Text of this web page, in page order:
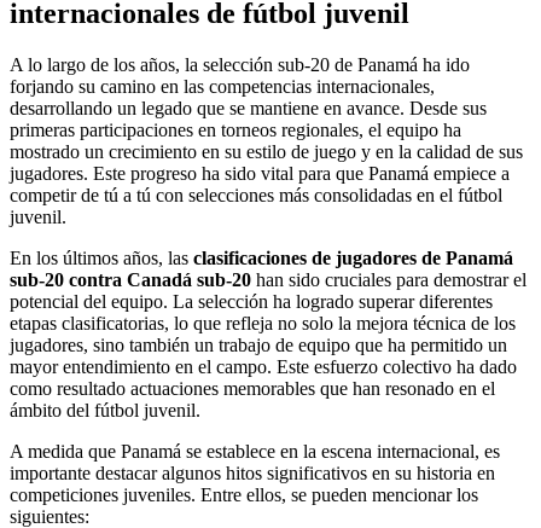
internacionales de fútbol juvenil
A lo largo de los años, la selección sub-20 de Panamá ha ido
forjando su camino en las competencias internacionales,
desarrollando un legado que se mantiene en avance. Desde sus
primeras participaciones en torneos regionales, el equipo ha
mostrado un crecimiento en su estilo de juego y en la calidad de sus
jugadores. Este progreso ha sido vital para que Panamá empiece a
competir de tú a tú con selecciones más consolidadas en el fútbol
juvenil.
En los últimos años, las clasificaciones de jugadores de Panamá
sub-20 contra Canadá sub-20 han sido cruciales para demostrar el
potencial del equipo. La selección ha logrado superar diferentes
etapas clasificatorias, lo que refleja no solo la mejora técnica de los
jugadores, sino también un trabajo de equipo que ha permitido un
mayor entendimiento en el campo. Este esfuerzo colectivo ha dado
como resultado actuaciones memorables que han resonado en el
ámbito del fútbol juvenil.
A medida que Panamá se establece en la escena internacional, es
importante destacar algunos hitos significativos en su historia en
competiciones juveniles. Entre ellos, se pueden mencionar los
siguientes: